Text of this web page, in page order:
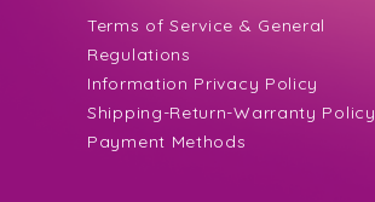
Terms of Service & General
Regulations
Information Privacy Policy
Shipping-Return-Warranty Policy
Payment Methods